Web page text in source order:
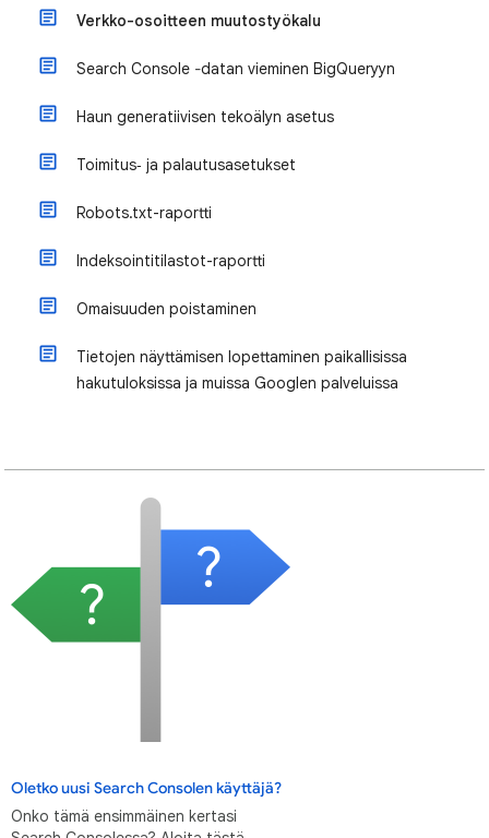
Verkko-osoitteen muutostyökalu
Search Console ‐datan vieminen BigQueryyn
Haun generatiivisen tekoälyn asetus
Toimitus‑ ja palautusasetukset
​Robots.txt-raportti
Indeksointitilastot-raportti
Omaisuuden poistaminen
Tietojen näyttämisen lopettaminen paikallisissa
hakutuloksissa ja muissa Googlen palveluissa
Oletko uusi Search Consolen käyttäjä?
Onko tämä ensimmäinen kertasi